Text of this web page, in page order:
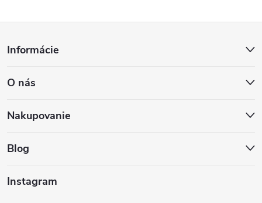
p
ä
Informácie
O nás
Nakupovanie
Blog
Instagram